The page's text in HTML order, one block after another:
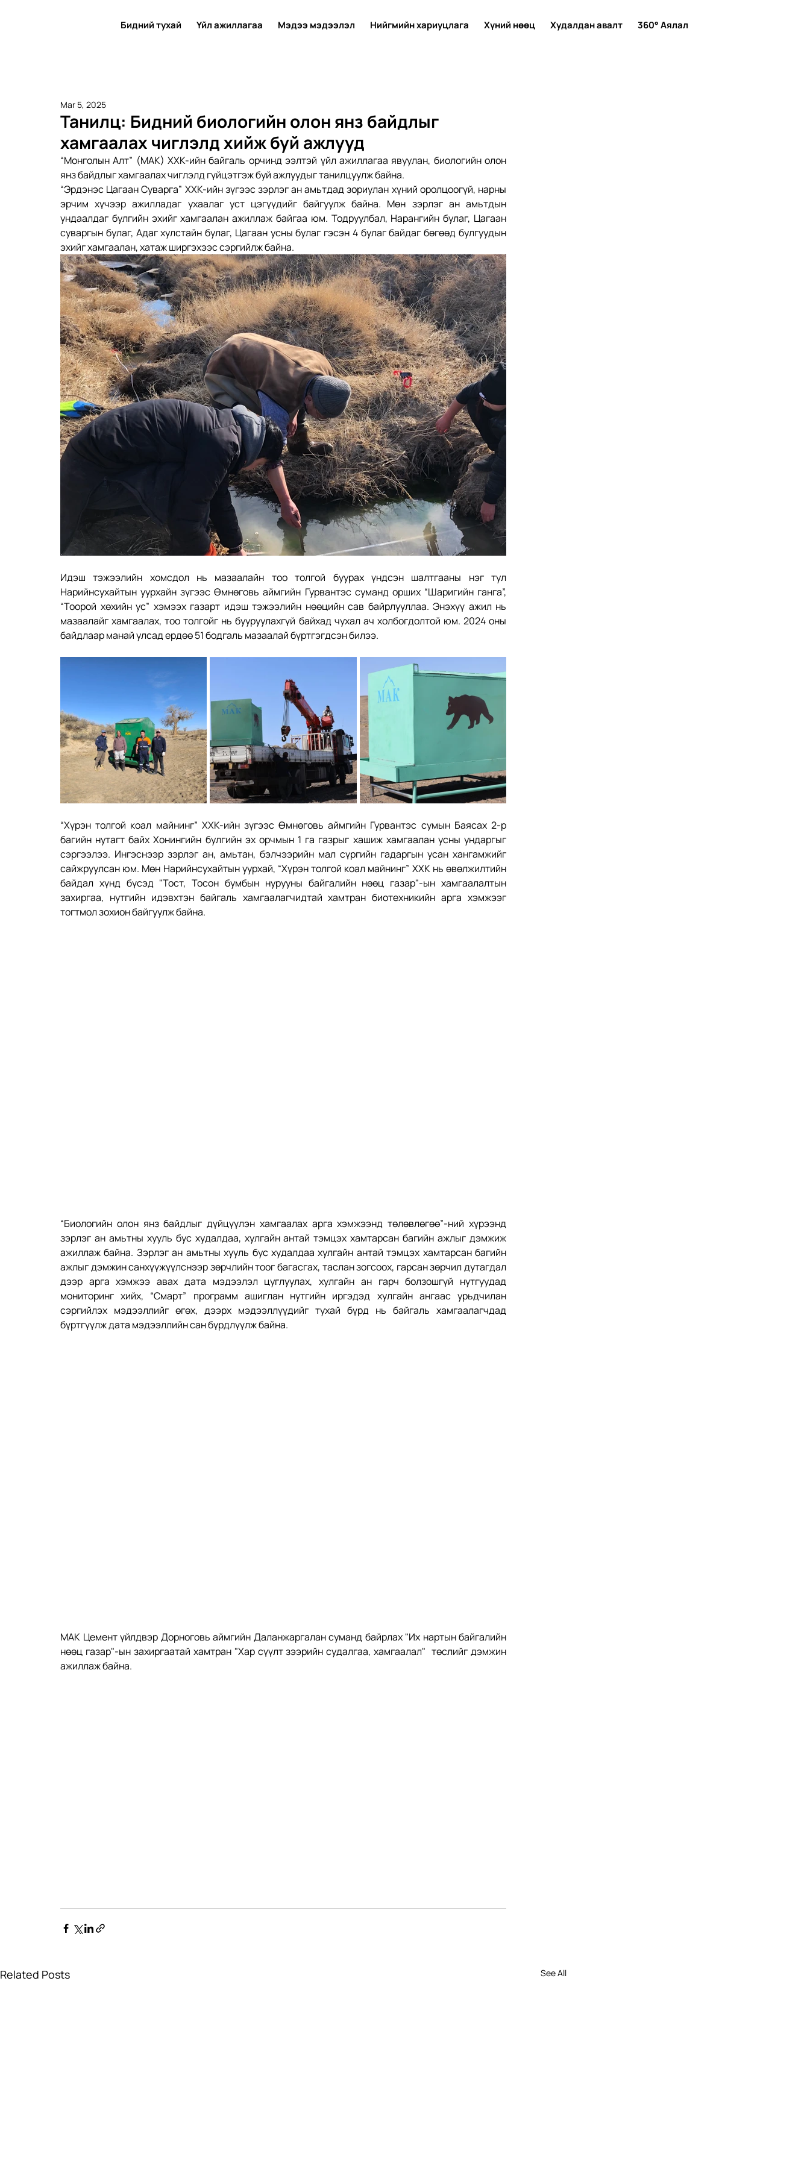
Бидний тухай Үйл ажиллагаа Мэдээ мэдээлэл Нийгмийн хариуцлага Хүний нөөц Худалдан авалт 360° Аялал
Танилц: Бидний биологийн олон янз байдлыг
хамгаалах чиглэлд хийж буй ажлууд
Mar 5, 2025
“Монголын Алт” (МАК) ХХК-ийн байгаль орчинд ээлтэй үйл ажиллагаа явуулан, биологийн олон
янз байдлыг хамгаалах чиглэлд гүйцэтгэж буй ажлуудыг танилцуулж байна.
“Эрдэнэс Цагаан Суварга” ХХК-ийн зүгээс зэрлэг ан амьтдад зориулан хүний оролцоогүй, нарны
эрчим хүчээр ажилладаг ухаалаг уст цэгүүдийг байгуулж байна. Мөн зэрлэг ан амьтдын
ундаалдаг булгийн эхийг хамгаалан ажиллаж байгаа юм. Тодруулбал, Нарангийн булаг, Цагаан
суваргын булаг, Адаг хулстайн булаг, Цагаан усны булаг гэсэн 4 булаг байдаг бөгөөд булгуудын
эхийг хамгаалан, хатаж ширгэхээс сэргийлж байна.
Идэш тэжээлийн хомсдол нь мазаалайн тоо толгой буурах үндсэн шалтгааны нэг тул
Нарийнсухайтын уурхайн зүгээс Өмнөговь аймгийн Гурвантэс суманд орших “Шаригийн ганга”,
“Тоорой хөхийн ус” хэмээх газарт идэш тэжээлийн нөөцийн сав байрлууллаа. Энэхүү ажил нь
мазаалайг хамгаалах, тоо толгойг нь бууруулахгүй байхад чухал ач холбогдолтой юм. 2024 оны
байдлаар манай улсад ердөө 51 бодгаль мазаалай бүртгэгдсэн билээ.
“Хүрэн толгой коал майнинг” ХХК-ийн зүгээс Өмнөговь аймгийн Гурвантэс сумын Баясах 2-р
багийн нутагт байх Хонингийн булгийн эх орчмын 1 га газрыг хашиж хамгаалан усны ундаргыг
сэргээлээ. Ингэснээр зэрлэг ан, амьтан, бэлчээрийн мал сүргийн гадаргын усан хангамжийг
сайжруулсан юм. Мөн Нарийнсухайтын уурхай, “Хүрэн толгой коал майнинг” ХХК нь өвөлжилтийн
байдал хүнд бүсэд "Тост, Тосон бумбын нурууны байгалийн нөөц газар"-ын хамгаалалтын
захиргаа, нутгийн идэвхтэн байгаль хамгаалагчидтай хамтран биотехникийн арга хэмжээг
тогтмол зохион байгуулж байна.
“Биологийн олон янз байдлыг дүйцүүлэн хамгаалах арга хэмжээнд төлөвлөгөө”-ний хүрээнд
зэрлэг ан амьтны хууль бус худалдаа, хулгайн антай тэмцэх хамтарсан багийн ажлыг дэмжиж
ажиллаж байна. Зэрлэг ан амьтны хууль бус худалдаа хулгайн антай тэмцэх хамтарсан багийн
ажлыг дэмжин санхүүжүүлснээр зөрчлийн тоог багасгах, таслан зогсоох, гарсан зөрчил дутагдал
дээр арга хэмжээ авах дата мэдээлэл цуглуулах, хулгайн ан гарч болзошгүй нутгуудад
мониторинг хийх, “Смарт” программ ашиглан нутгийн иргэдэд хулгайн ангаас урьдчилан
сэргийлэх мэдээллийг өгөх, дээрх мэдээллүүдийг тухай бүрд нь байгаль хамгаалагчдад
бүртгүүлж дата мэдээллийн сан бүрдлүүлж байна.
МАК Цемент үйлдвэр Дорноговь аймгийн Даланжаргалан суманд байрлах "Их нартын байгалийн
нөөц газар"-ын захиргаатай хамтран "Хар сүүлт зээрийн судалгаа, хамгаалал"  төслийг дэмжин
ажиллаж байна.
Related Posts See All